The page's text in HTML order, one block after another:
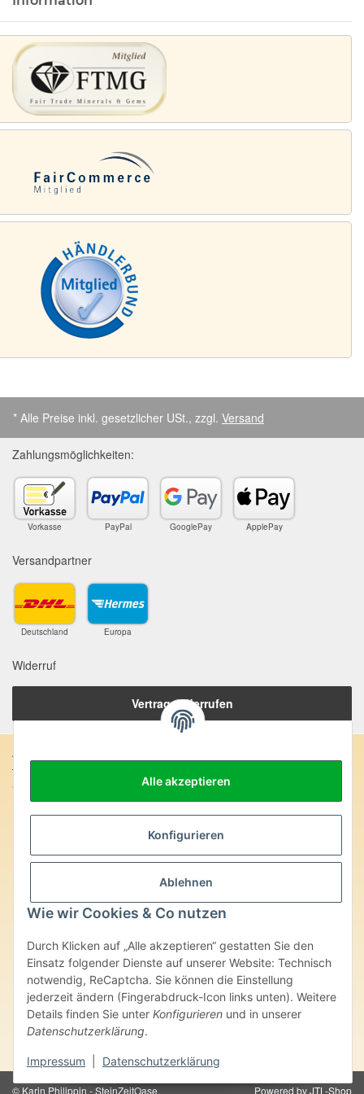
Alle akzeptieren
Konfigurieren
Ablehnen
Wie wir Cookies & Co nutzen
Durch Klicken auf „Alle akzeptieren“ gestatten Sie den
Einsatz folgender Dienste auf unserer Website: Technisch
notwendig, ReCaptcha. Sie können die Einstellung
jederzeit ändern (Fingerabdruck-Icon links unten). Weitere
Details finden Sie unter Konfigurieren und in unserer
Datenschutzerklärung.
Impressum Datenschutzerklärung
* Alle Preise inkl. gesetzlicher USt., zzgl. Versand
Zahlungsmöglichkeiten:
Vorkasse PayPal GooglePay ApplePay
Versandpartner
Deutschland Europa
Widerruf
Vertrag widerrufen
Anschrift:
SteinZeitOase
Frau Karin Philippin
Uhlandstr. 7
Heilversprechen:
Edelsteine und Mineralien werden im esoterischen Bereich
besondere Kräfte und Eigenschaften zugeordnet. Wir weisen
ausdrücklich darauf hin, dass alle gemachten Aussagen bzgl.
Produkte im Internet, Prospekten oder dem Vertragspartner
überlassenen Unterlagen bisher weder medizinisch anerkannt oder
wissenschaftlich nachweisbar sind. Die gemachten Angaben
beruhen ausschließlich auf Überlieferungen und langjähriger
Erfahrung. Unsere Produkte ersetzen nie den Besuch beim Arzt
oder Heilpraktiker und sind auch kein Medikamentenersatz. Auch
stellen unsere Angaben im ärztlichen Sinne keine Diagnose- oder
Therapieform dar.
© Karin Philippin - SteinZeitOase Powered byJTL-Shop